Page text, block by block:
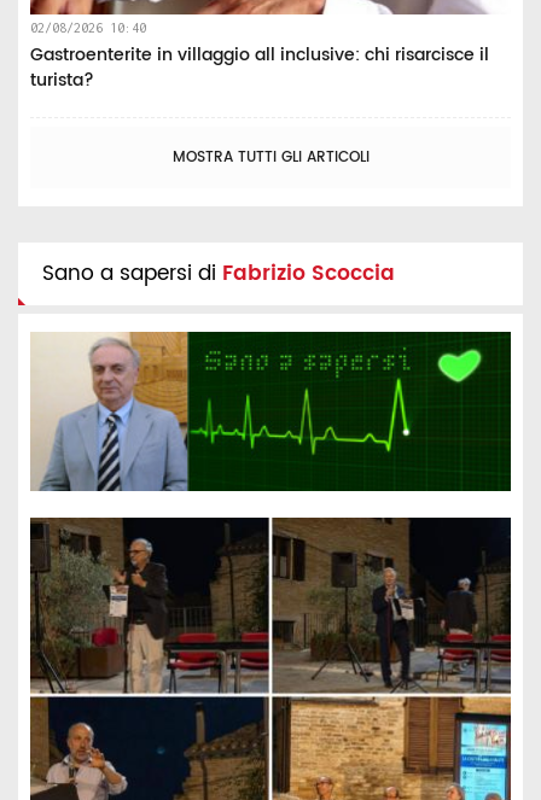
02/08/2026 10:40
Gastroenterite in villaggio all inclusive: chi risarcisce il
turista?
MOSTRA TUTTI GLI ARTICOLI
Sano a sapersi di Fabrizio Scoccia